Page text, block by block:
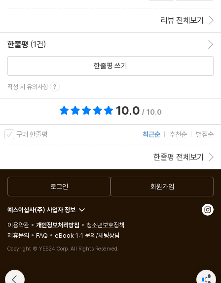
리뷰 전체보기
한줄평 (1건)
한줄평 쓰기
작성 시 유의사항
10.0 / 10.0
구매 한줄평 최근순 추천순 별점순
한줄평 전체보기
로그인 회원가입
예스이십사(주) 사업자 정보
이용약관
개인정보처리방침
청소년보호정책
제휴문의
FAQ eBook 1:1 문의/채팅상담
Copyright © YES24 Corp. All Rights Reserved.